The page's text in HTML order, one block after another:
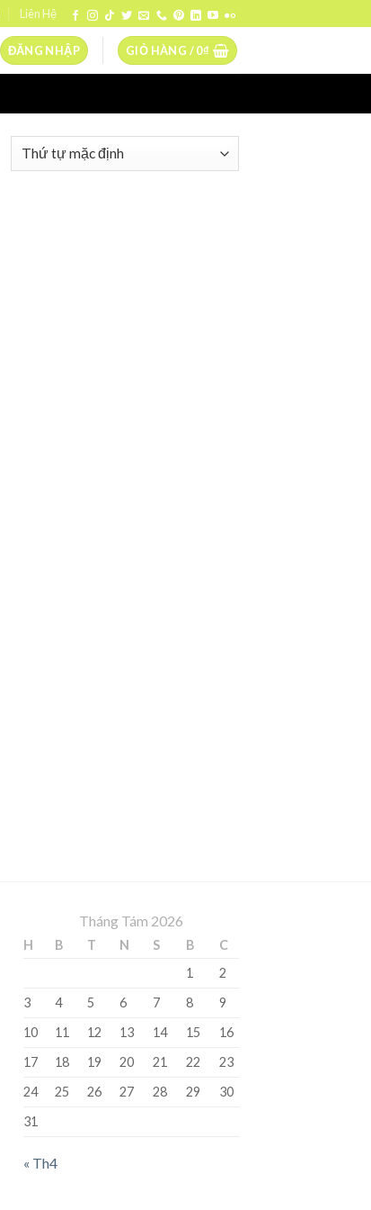
Liên Hệ
ĐĂNG NHẬP GIỎ HÀNG /0₫
Tháng Tám 2026
H B T N S B
C
1
2
3
4 5 6 7 8
9
10
11 12 13 14 15
16
17
18 19 20 21 22
23
24
25 26 27 28 29
30
31
« Th4